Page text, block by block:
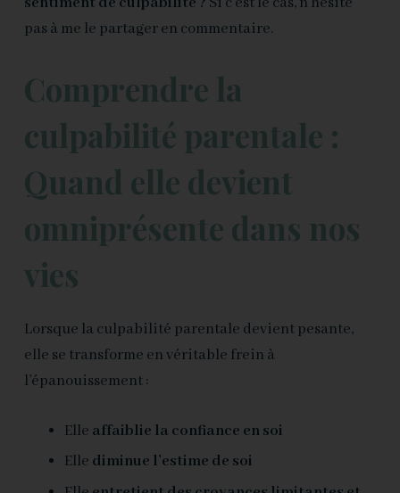
pas à me le partager en commentaire.
Comprendre la
culpabilité parentale :
Quand elle devient
omniprésente dans nos
vies
Lorsque la culpabilité parentale devient pesante,
elle se transforme en véritable frein à
l’épanouissement :
Elle affaiblie la confiance en soi
Elle diminue l’estime de soi